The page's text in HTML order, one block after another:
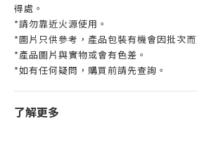
得處。
*請勿靠近火源使用。
*圖片只供參考，產品包裝有機會因批次而
*產品圖片與實物或會有色差。
*如有任何疑問，購買前請先查詢。
了解更多